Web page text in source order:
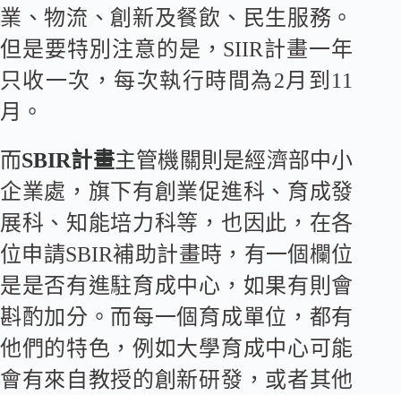
業、物流、創新及餐飲、民生服務。
但是要特別注意的是，SIIR計畫一年
只收一次，每次執行時間為2月到11
月。
而SBIR計畫主管機關則是經濟部中小
企業處，旗下有創業促進科、育成發
展科、知能培力科等，也因此，在各
位申請SBIR補助計畫時，有一個欄位
是是否有進駐育成中心，如果有則會
斟酌加分。而每一個育成單位，都有
他們的特色，例如大學育成中心可能
會有來自教授的創新研發，或者其他